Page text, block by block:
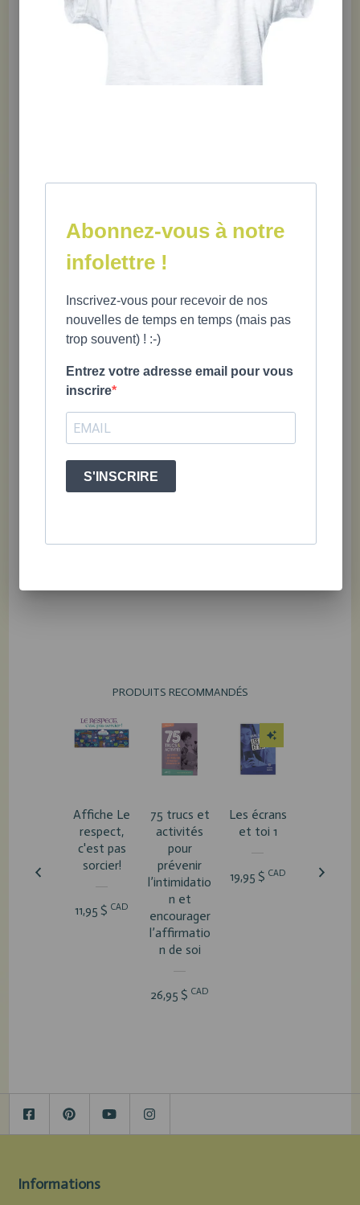
antiraciste
Fiches pédagogiques à télécharger
112 pages; 5,5 X 8"; 10 ans et plus; ISBN 978-2-925213-89-5
PRODUITS RECOMMANDÉS
Affiche Le
respect,
c'est pas
sorcier!
11,95 $ CAD
75 trucs et
activités
pour
prévenir
l’intimidatio
n et
encourager
l’affirmatio
n de soi
26,95 $ CAD
Les écrans
et toi 1
19,95 $ CAD 19,95 $
Informations
Abonnez-vous à notre
infolettre !
Inscrivez-vous pour recevoir de nos
nouvelles de temps en temps (mais pas
trop souvent) ! :-)
Entrez votre adresse email pour vous
inscrire
S'INSCRIRE